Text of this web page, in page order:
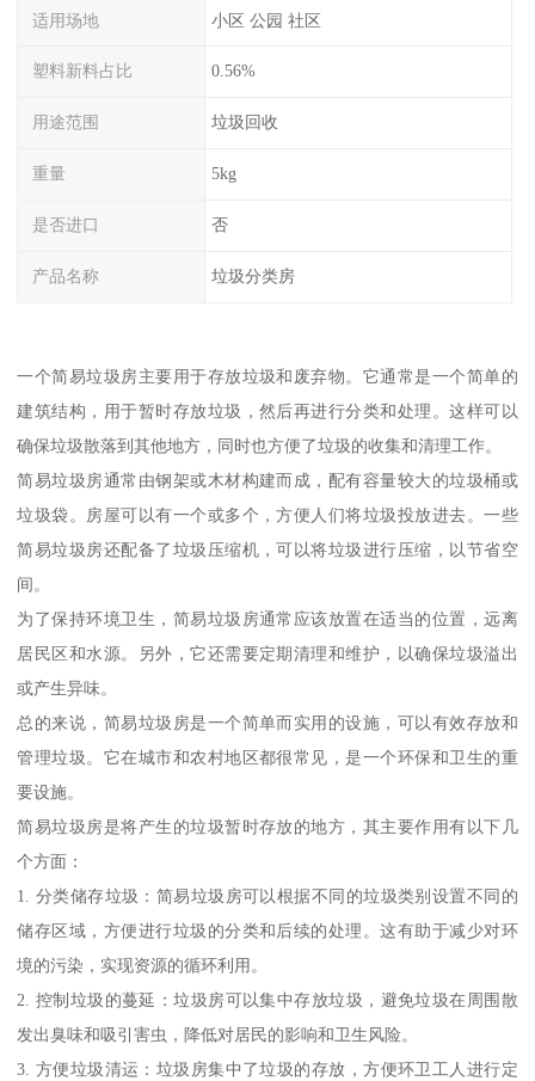
适用场地 小区 公园 社区
塑料新料占比 0.56%
用途范围 垃圾回收
重量 5kg
是否进口 否
产品名称 垃圾分类房
一个简易垃圾房主要用于存放垃圾和废弃物。它通常是一个简单的
建筑结构，用于暂时存放垃圾，然后再进行分类和处理。这样可以
确保垃圾散落到其他地方，同时也方便了垃圾的收集和清理工作。
简易垃圾房通常由钢架或木材构建而成，配有容量较大的垃圾桶或
垃圾袋。房屋可以有一个或多个，方便人们将垃圾投放进去。一些
简易垃圾房还配备了垃圾压缩机，可以将垃圾进行压缩，以节省空
间。
为了保持环境卫生，简易垃圾房通常应该放置在适当的位置，远离
居民区和水源。另外，它还需要定期清理和维护，以确保垃圾溢出
或产生异味。
总的来说，简易垃圾房是一个简单而实用的设施，可以有效存放和
管理垃圾。它在城市和农村地区都很常见，是一个环保和卫生的重
要设施。
简易垃圾房是将产生的垃圾暂时存放的地方，其主要作用有以下几
个方面：
1. 分类储存垃圾：简易垃圾房可以根据不同的垃圾类别设置不同的
储存区域，方便进行垃圾的分类和后续的处理。这有助于减少对环
境的污染，实现资源的循环利用。
2. 控制垃圾的蔓延：垃圾房可以集中存放垃圾，避免垃圾在周围散
发出臭味和吸引害虫，降低对居民的影响和卫生风险。
3. 方便垃圾清运：垃圾房集中了垃圾的存放，方便环卫工人进行定